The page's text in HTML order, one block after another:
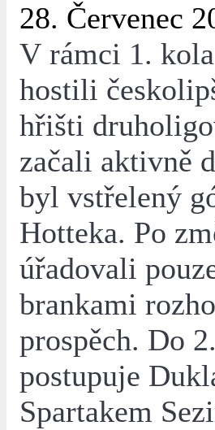
28. Červenec
V rámci 1.
hostili
hřišti
začali aktivně
byl vstřelený
Hotteka. Po
úřadovali
brankami
prospěch. Do
postupuje
Spartakem